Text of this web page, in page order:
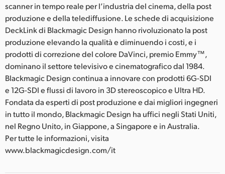
scanner in tempo reale per l’industria del cinema, della post
produzione e della telediffusione. Le schede di acquisizione
DeckLink di Blackmagic Design hanno rivoluzionato la post
produzione elevando la qualità e diminuendo i costi, e i
prodotti di correzione del colore DaVinci, premio Emmy™,
dominano il settore televisivo e cinematografico dal 1984.
Blackmagic Design continua a innovare con prodotti 6G-SDI
e 12G-SDI e flussi di lavoro in 3D stereoscopico e Ultra HD.
Fondata da esperti di post produzione e dai migliori ingegneri
in tutto il mondo, Blackmagic Design ha uffici negli Stati Uniti,
nel Regno Unito, in Giappone, a Singapore e in Australia.
Per tutte le informazioni, visita
www.blackmagicdesign.com/it